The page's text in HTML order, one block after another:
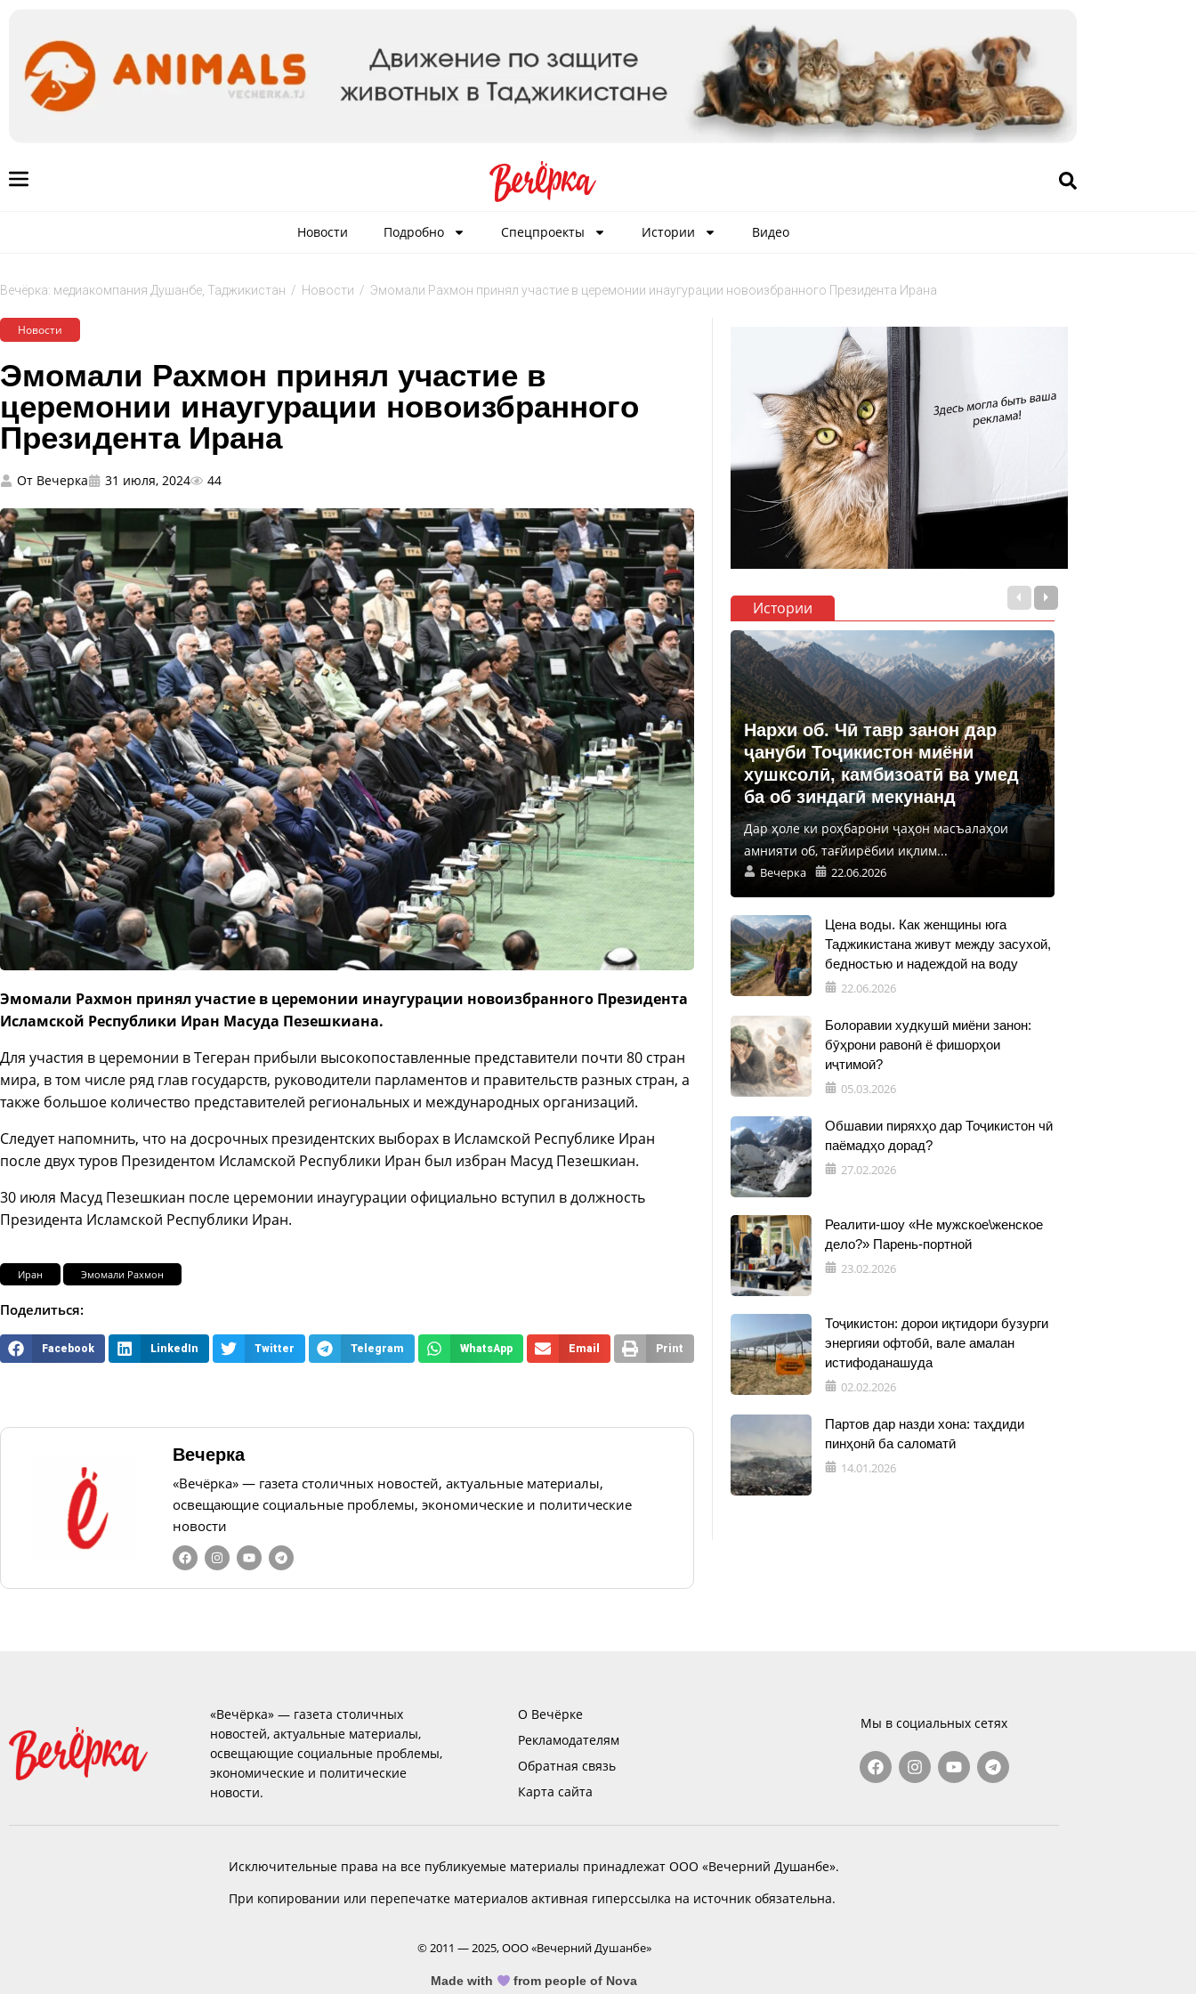
Новости Подробно Спецпроекты Истории Видео
Вечёрка: медиакомпания Душанбе, Таджикистан / Новости / Эмомали Рахмон принял участие в церемонии инаугурации новоизбранного Президента Ирана
Новости
Эмомали Рахмон принял участие в
церемонии инаугурации новоизбранного
Президента Ирана
От Вечерка 31 июля, 2024 44
Эмомали Рахмон принял участие в церемонии инаугурации новоизбранного Президента
Исламской Республики Иран Масуда Пезешкиана.
Для участия в церемонии в Тегеран прибыли высокопоставленные представители почти 80 стран
мира, в том числе ряд глав государств, руководители парламентов и правительств разных стран, а
также большое количество представителей региональных и международных организаций.
Следует напомнить, что на досрочных президентских выборах в Исламской Республике Иран
после двух туров Президентом Исламской Республики Иран был избран Масуд Пезешкиан.
30 июля Масуд Пезешкиан после церемонии инаугурации официально вступил в должность
Президента Исламской Республики Иран.
Иран Эмомали Рахмон
Поделиться:
Facebook LinkedIn Twitter Telegram WhatsApp Email Print
Вечерка
«Вечёрка» — газета столичных новостей, актуальные материалы,
освещающие социальные проблемы, экономические и политические
новости
Истории
Нархи об. Чӣ тавр занон дар
ҷануби Тоҷикистон миёни
хушксолӣ, камбизоатӣ ва умед
ба об зиндагӣ мекунанд
Дар ҳоле ки роҳбарони ҷаҳон масъалаҳои
амнияти об, тағйирёбии иқлим...
Вечерка 22.06.2026
Цена воды. Как женщины юга
Таджикистана живут между засухой,
бедностью и надеждой на воду
22.06.2026
Болоравии худкушӣ миёни занон:
бӯҳрони равонӣ ё фишорҳои
иҷтимоӣ?
05.03.2026
Обшавии пиряхҳо дар Тоҷикистон чӣ
паёмадҳо дорад?
27.02.2026
Реалити-шоу «Не мужское\женское
дело?» Парень-портной
23.02.2026
Тоҷикистон: дорои иқтидори бузурги
энергияи офтобӣ, вале амалан
истифоданашуда
02.02.2026
Партов дар назди хона: таҳдиди
пинҳонӣ ба саломатӣ
14.01.2026
«Вечёрка» — газета столичных
новостей, актуальные материалы,
освещающие социальные проблемы,
экономические и политические
новости.
О Вечёрке
Рекламодателям
Обратная связь
Карта сайта
Мы в социальных сетях
Исключительные права на все публикуемые материалы принадлежат ООО «Вечерний Душанбе».
При копировании или перепечатке материалов активная гиперссылка на источник обязательна.
© 2011 — 2025, ООО «Вечерний Душанбе»
Made with from people of Nova